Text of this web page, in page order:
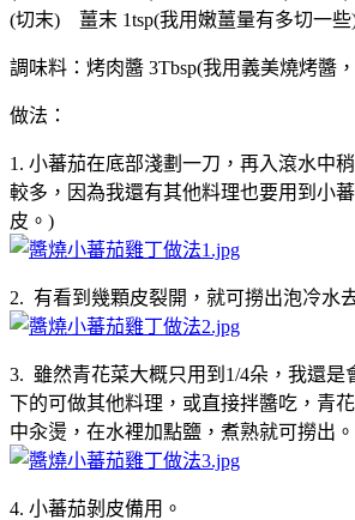
(切末) 薑末 1tsp(我用嫩薑量有多切一些
調味料：烤肉醬 3Tbsp(我用義美燒烤醬
做法：
1. 小蕃茄在底部淺劃一刀，再入滾水中
較多，因為我還有其他料理也要用到小
皮。)
2. 有看到幾顆皮裂開，就可撈出泡冷水
3. 雖然青花菜大概只用到1/4朵，我還是
下的可做其他料理，或直接拌醬吃，青
中汆燙，在水裡加點鹽，煮熟就可撈出。
4. 小蕃茄剝皮備用。